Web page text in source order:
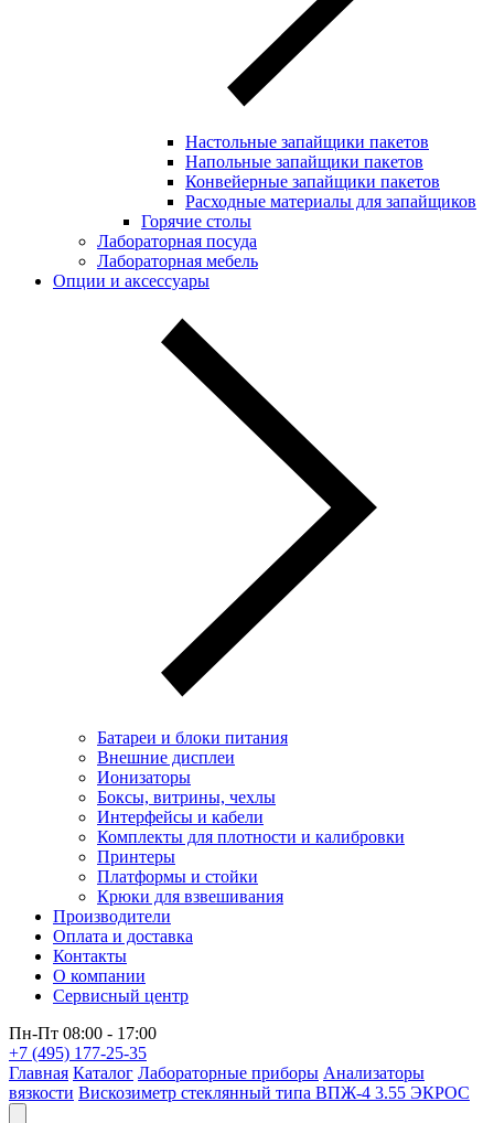
Настольные запайщики пакетов
Напольные запайщики пакетов
Конвейерные запайщики пакетов
Расходные материалы для запайщиков
Горячие столы
Лабораторная посуда
Лабораторная мебель
Опции и аксессуары
Батареи и блоки питания
Внешние дисплеи
Ионизаторы
Боксы, витрины, чехлы
Интерфейсы и кабели
Комплекты для плотности и калибровки
Принтеры
Платформы и стойки
Крюки для взвешивания
Производители
Оплата и доставка
Контакты
О компании
Сервисный центр
Пн-Пт 08:00 - 17:00
+7 (495) 177-25-35
Главная Каталог Лабораторные приборы Анализаторы
вязкости Вискозиметр стеклянный типа ВПЖ-4 3.55 ЭКРОС